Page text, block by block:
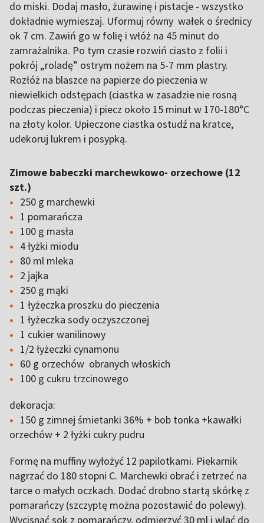
do miski. Dodaj masło, żurawinę i pistacje - wszystko
dokładnie wymieszaj. Uformuj równy wałek o średnicy
ok 7 cm. Zawiń go w folię i włóż na 45 minut do
zamrażalnika. Po tym czasie rozwiń ciasto z folii i
pokrój „roladę” ostrym nożem na 5-7 mm plastry.
Rozłóż na blaszce na papierze do pieczenia w
niewielkich odstępach (ciastka w zasadzie nie rosną
podczas pieczenia) i piecz około 15 minut w 170-180°C
na złoty kolor. Upieczone ciastka ostudź na kratce,
udekoruj lukrem i posypką.
Zimowe babeczki marchewkowo- orzechowe (12
szt.)
250 g marchewki
1 pomarańcza
100 g masła
4 łyżki miodu
80 ml mleka
2 jajka
250 g mąki
1 łyżeczka proszku do pieczenia
1 łyżeczka sody oczyszczonej
1 cukier wanilinowy
1/2 łyżeczki cynamonu
60 g orzechów obranych włoskich
100 g cukru trzcinowego
dekoracja:
150 g zimnej śmietanki 36% + bob tonka +kawałki
orzechów + 2 łyżki cukry pudru
Formę na muffiny wyłożyć 12 papilotkami. Piekarnik
nagrzać do 180 stopni C. Marchewki obrać i zetrzeć na
tarce o małych oczkach. Dodać drobno startą skórkę z
pomarańczy (szczyptę można pozostawić do polewy).
Wycisnąć sok z pomarańczy, odmierzyć 30 ml i wlać do